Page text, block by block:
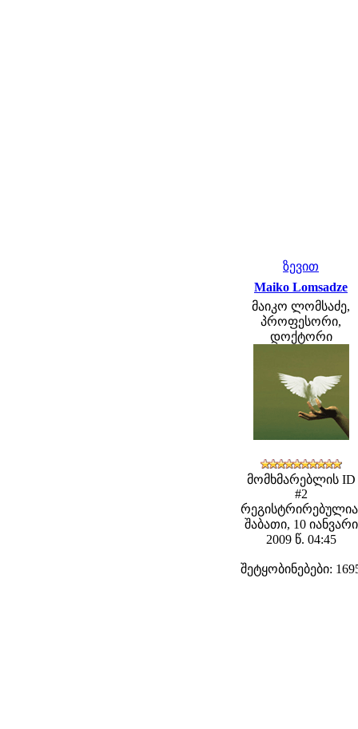
ზევით
Maiko Lomsadze
მაიკო ლომსაძე,
პროფესორი,
დოქტორი
მომხმარებლის ID
#2
შაბათი, 10 იანვარი
2009 წ. 04:45
შეტყობინებები: